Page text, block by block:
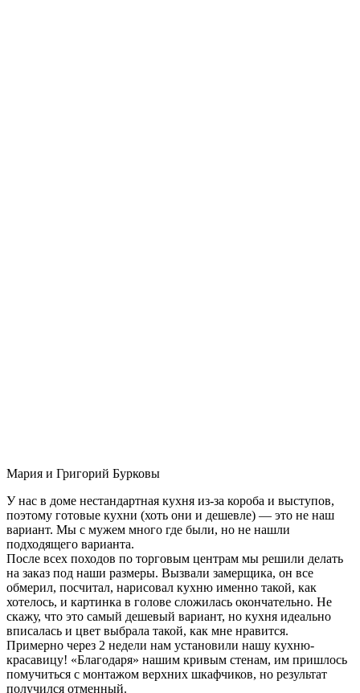
Мария и Григорий Бурковы
У нас в доме нестандартная кухня из-за короба и выступов,
поэтому готовые кухни (хоть они и дешевле) — это не наш
вариант. Мы с мужем много где были, но не нашли
подходящего варианта.
После всех походов по торговым центрам мы решили делать
на заказ под наши размеры. Вызвали замерщика, он все
обмерил, посчитал, нарисовал кухню именно такой, как
хотелось, и картинка в голове сложилась окончательно. Не
скажу, что это самый дешевый вариант, но кухня идеально
вписалась и цвет выбрала такой, как мне нравится.
Примерно через 2 недели нам установили нашу кухню-
красавицу! «Благодаря» нашим кривым стенам, им пришлось
помучиться с монтажом верхних шкафчиков, но результат
получился отменный.